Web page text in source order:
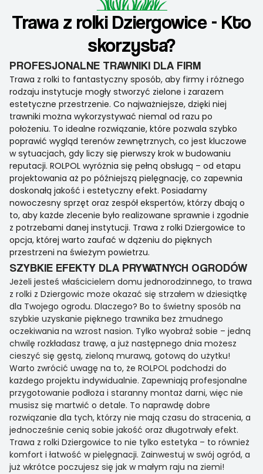
Trawa z rolki Dziergowice - Kto
skorzysta?
PROFESJONALNE TRAWNIKI DLA FIRM
Trawa z rolki to fantastyczny sposób, aby firmy i różnego
rodzaju instytucje mogły stworzyć zielone i zarazem
estetyczne przestrzenie. Co najważniejsze, dzięki niej
trawniki można wykorzystywać niemal od razu po
położeniu. To idealne rozwiązanie, które pozwala szybko
poprawić wygląd terenów zewnętrznych, co jest kluczowe
w sytuacjach, gdy liczy się pierwszy krok w budowaniu
reputacji. ROLPOL wyróżnia się pełną obsługą – od etapu
projektowania aż po późniejszą pielęgnację, co zapewnia
doskonałą jakość i estetyczny efekt. Posiadamy
nowoczesny sprzęt oraz zespół ekspertów, którzy dbają o
to, aby każde zlecenie było realizowane sprawnie i zgodnie
z potrzebami danej instytucji. Trawa z rolki Dziergowice to
opcja, której warto zaufać w dążeniu do pięknych
przestrzeni na świeżym powietrzu.
SZYBKIE EFEKTY DLA PRYWATNYCH OGRODÓW
Jeżeli jesteś właścicielem domu jednorodzinnego, to trawa
z rolki z Dziergowic może okazać się strzałem w dziesiątkę
dla Twojego ogrodu. Dlaczego? Bo to świetny sposób na
szybkie uzyskanie pięknego trawnika bez żmudnego
oczekiwania na wzrost nasion. Tylko wyobraź sobie – jedną
chwilę rozkładasz trawę, a już następnego dnia możesz
cieszyć się gęstą, zieloną murawą, gotową do użytku!
Warto zwrócić uwagę na to, że ROLPOL podchodzi do
każdego projektu indywidualnie. Zapewniają profesjonalne
przygotowanie podłoża i staranny montaż darni, więc nie
musisz się martwić o detale. To naprawdę dobre
rozwiązanie dla tych, którzy nie mają czasu do stracenia, a
jednocześnie cenią sobie jakość oraz długotrwały efekt.
Trawa z rolki Dziergowice to nie tylko estetyka – to również
komfort i łatwość w pielęgnacji. Zainwestuj w swój ogród, a
już wkrótce poczujesz się jak w małym raju na ziemi!